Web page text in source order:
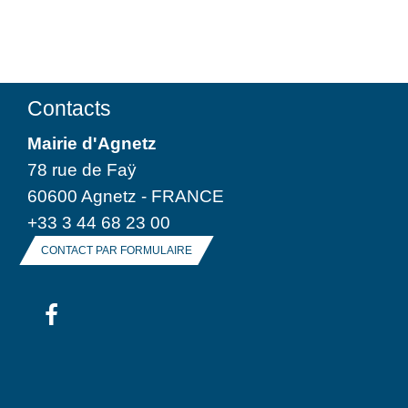
Contacts
Mairie d'Agnetz
78 rue de Faÿ
60600 Agnetz - FRANCE
+33 3 44 68 23 00
CONTACT PAR FORMULAIRE